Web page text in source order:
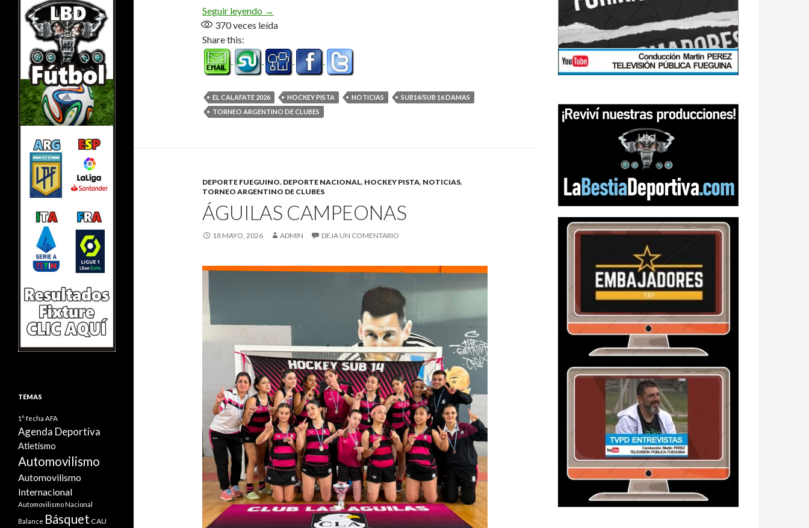
Seguir leyendo «Feliz de poder traer la Copa a Ushuaia» (Audio)
→
370veces leída
Share this:
EL CALAFATE 2026 HOCKEY PISTA NOTICIAS
SUB14/SUB 16 DAMAS
TORNEO ARGENTINO DE CLUBES
DEPORTE FUEGUINO, DEPORTE NACIONAL, HOCKEY PISTA, NOTICIAS,
TORNEO ARGENTINO DE CLUBES
ÁGUILAS CAMPEONAS
18 MAYO, 2026 ADMIN DEJA UN COMENTARIO
TEMAS
1° fecha AFA
Agenda Deportiva
Atletismo
Automovilismo
Automovilismo
Internacional
Automovilismo Nacional
Balance Básquet CAU